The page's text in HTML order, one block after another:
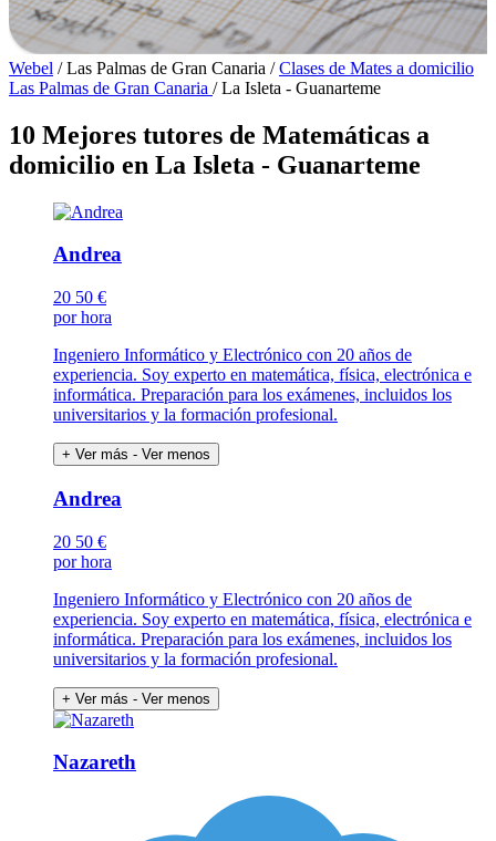
Webel / Las Palmas de Gran Canaria / Clases de Mates a domicilio
Las Palmas de Gran Canaria / La Isleta - Guanarteme
10 Mejores tutores de Matemáticas a
domicilio en La Isleta - Guanarteme
Andrea
20 50 €
por hora
Ingeniero Informático y Electrónico con 20 años de
experiencia. Soy experto en matemática, física, electrónica e
informática. Preparación para los exámenes, incluidos los
universitarios y la formación profesional.
+ Ver más - Ver menos
Andrea
20 50 €
por hora
Ingeniero Informático y Electrónico con 20 años de
experiencia. Soy experto en matemática, física, electrónica e
informática. Preparación para los exámenes, incluidos los
universitarios y la formación profesional.
+ Ver más - Ver menos
Nazareth